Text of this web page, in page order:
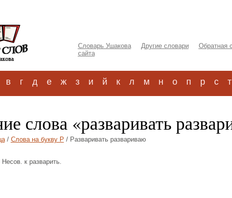
Словарь Ушакова Другие словари Обратная
сайта
в г д е ж з и й к л м н о п р с т
слова «разваривать
/ Слова на букву Р / Разваривать развариваю
к разварить.